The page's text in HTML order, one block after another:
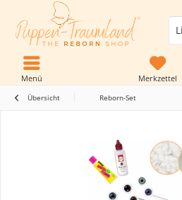
Merkzettel
Menü
Übersicht Reborn-Set